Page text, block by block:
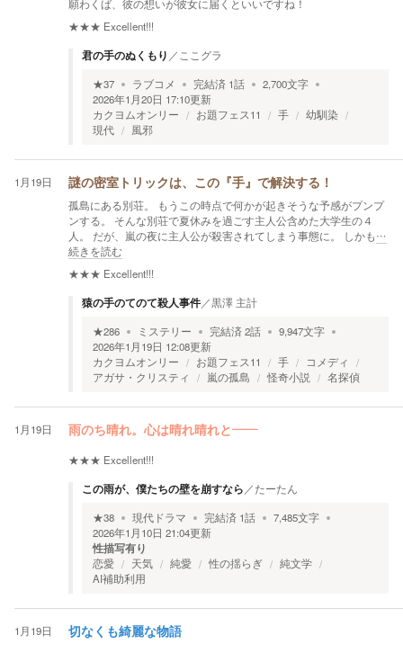
願わくば、彼の想いが彼女に届くといいですね！
★★★ Excellent!!!
君の手のぬくもり ／ ここグラ
★37 ラブコメ 完結済 1話 2,700文字
2026年1月20日 17:10更新
カクヨムオンリー
お題フェス11 手
幼馴染
現代
風邪
1月19日 謎の密室トリックは、この『手』で解決する！
孤島にある別荘。 もうこの時点で何かが起きそうな予感がプンプ
ンする。 そんな別荘で夏休みを過ごす主人公含めた大学生の４
人。 だが、嵐の夜に主人公が殺害されてしまう事態に。 しかも…
続きを読む
★★★ Excellent!!!
猿の手のてのて殺人事件／黒澤 主計
★286 ミステリー 完結済2話 9,947文字
2026年1月19日 12:08更新
カクヨムオンリー
お題フェス11 手
コメディ
アガサ・クリスティ
嵐の孤島 怪奇小説 名探偵
1月19日 雨のち晴れ。心は晴れ晴れと――
★★★ Excellent!!!
この雨が、僕たちの壁を崩すなら ／たーたん
★38 現代ドラマ 完結済 1話 7,485文字
2026年1月10日 21:04更新
性描写有り
恋愛 天気 純愛 性の揺らぎ
純文学
AI補助利用
1月19日 切なくも綺麗な物語